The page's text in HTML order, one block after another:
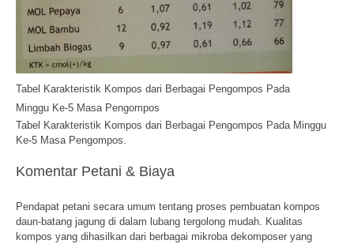
Tabel Karakteristik Kompos dari Berbagai Pengompos Pada
Minggu Ke-5 Masa Pengompos
Tabel Karakteristik Kompos dari Berbagai Pengompos Pada Minggu
Ke-5 Masa Pengompos.
Komentar Petani & Biaya
Pendapat petani secara umum tentang proses pembuatan kompos
daun-batang jagung di dalam lubang tergolong mudah. Kualitas
kompos yang dihasilkan dari berbagai mikroba dekomposer yang